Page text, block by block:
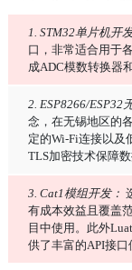
1. STM32单片机开
口，非常适合用于
成ADC模数转换器
2. ESP8266/ESP32
念，在无锡地区的
定的Wi-Fi连接以及
TLS加密技术保障数
3. Cat1模组开发：
有成本效益且覆盖
目中使用。此外
供了丰富的API接口